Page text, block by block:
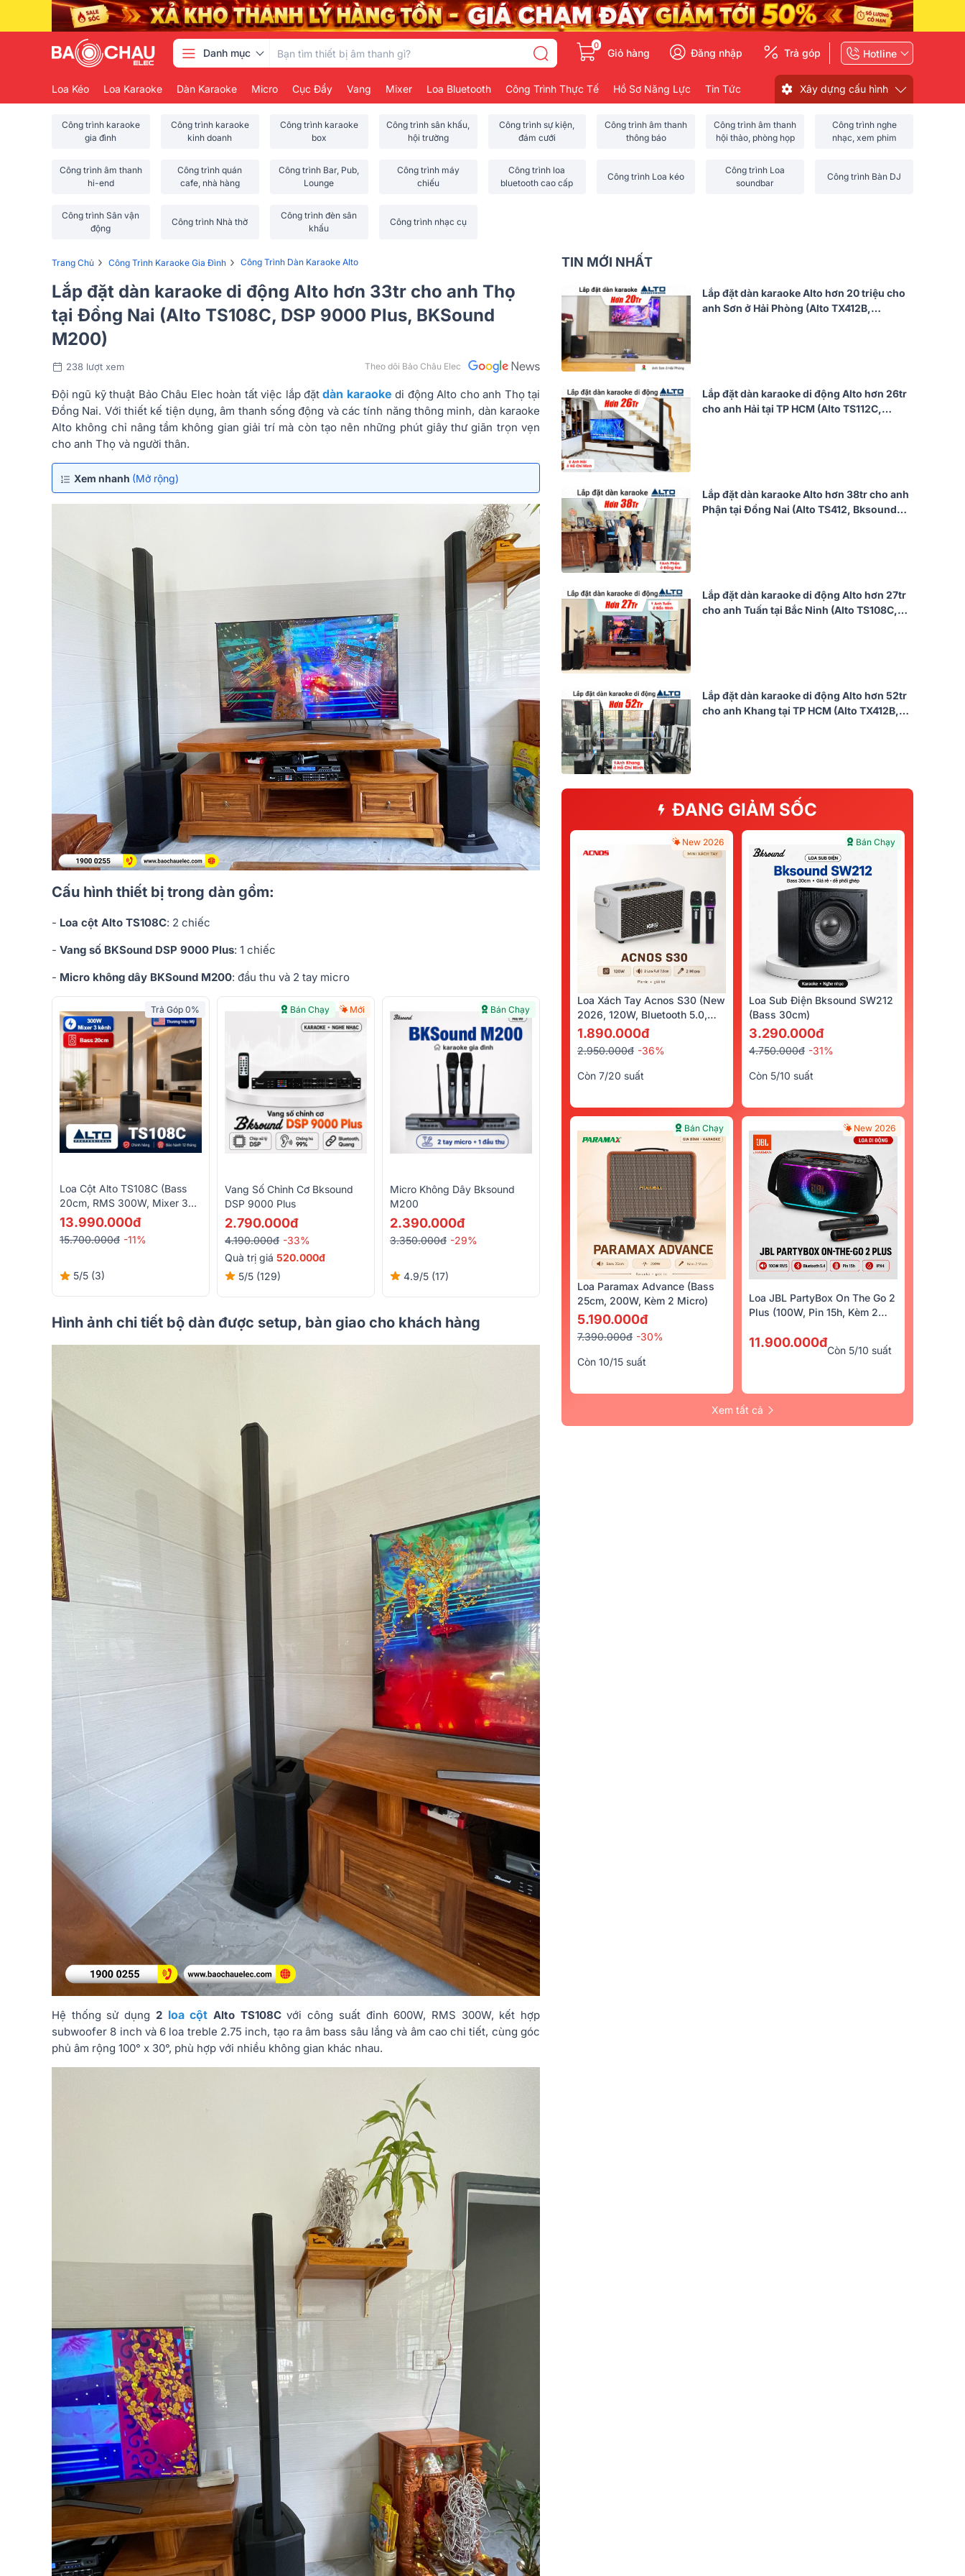
Danh mục
0
Giỏ hàng Đăng nhập Trả góp Hotline
Loa Kéo Loa Karaoke Dàn Karaoke Micro Cục Đẩy Vang Mixer Loa Bluetooth Công Trình Thực Tế Hồ Sơ Năng Lực Tin Tức Xây dựng cấu hình
Công trình karaoke
gia đình
Công trình karaoke
kinh doanh
Công trình karaoke
box
Công trình sân khấu,
hội trường
Công trình sự kiện,
đám cưới
Công trình âm thanh
thông báo
Công trình âm thanh
hội thảo, phòng họp
Công trình nghe
nhạc, xem phim
Công trình âm thanh
hi-end
Công trình quán
cafe, nhà hàng
Công trình Bar, Pub,
Lounge
Công trình máy
chiếu
Công trình loa
bluetooth cao cấp
Công trình Loa kéo
Công trình Loa
soundbar
Công trình Bàn DJ
Công trình Sân vận
động
Công trình Nhà thờ
Công trình đèn sân
khấu
Công trình nhạc cụ
Trang Chủ › Công Trình Karaoke Gia Đình › Công Trình Dàn Karaoke Alto
Lắp đặt dàn karaoke di động Alto hơn 33tr cho anh Thọ
tại Đồng Nai (Alto TS108C, DSP 9000 Plus, BKSound
M200)
238 lượt xem Theo dõi Bảo Châu Elec
Đội ngũ kỹ thuật Bảo Châu Elec hoàn tất việc lắp đặtdàn karaoke di động Alto cho anh Thọ tại
Đồng Nai. Với thiết kế tiện dụng, âm thanh sống động và các tính năng thông minh, dàn karaoke
Alto không chỉ nâng tầm không gian giải trí mà còn tạo nên những phút giây thư giãn trọn vẹn
cho anh Thọ và người thân.
Xem nhanh (Mở rộng)
Cấu hình thiết bị trong dàn gồm:
- Loa cột Alto TS108C: 2 chiếc
- Vang số BKSound DSP 9000 Plus: 1 chiếc
- Micro không dây BKSound M200: đầu thu và 2 tay micro
Trả Góp 0%
Loa Cột Alto TS108C (Bass
20cm, RMS 300W, Mixer 3
Kênh Tích Hợp, Class D, Loa
13.990.000đ
15.700.000đ -11%
5/5 (3)
Bán Chạy Mới
Vang Số Chỉnh Cơ Bksound
DSP 9000 Plus
2.790.000đ
4.190.000đ -33%
Quà trị giá 520.000đ
5/5 (129)
Bán Chạy
Micro Không Dây Bksound
M200
2.390.000đ
3.350.000đ -29%
4.9/5 (17)
Hình ảnh chi tiết bộ dàn được setup, bàn giao cho khách hàng
Hệ thống sử dụng 2 loa cột Alto TS108Cvới công suất đỉnh 600W, RMS 300W, kết hợp
subwoofer 8 inch và 6 loa treble 2.75 inch, tạo ra âm bass sâu lắng và âm cao chi tiết, cùng góc
phủ âm rộng 100° x 30°, phù hợp với nhiều không gian khác nhau.
TIN MỚI NHẤT
Lắp đặt dàn karaoke Alto hơn 20 triệu cho
anh Sơn ở Hải Phòng (Alto TX412B,
Lắp đặt dàn karaoke di động Alto hơn 26tr
cho anh Hải tại TP HCM (Alto TS112C,
Lắp đặt dàn karaoke Alto hơn 38tr cho anh
Phận tại Đồng Nai (Alto TS412, Bksound
Lắp đặt dàn karaoke di động Alto hơn 27tr
cho anh Tuấn tại Bắc Ninh (Alto TS108C,
Lắp đặt dàn karaoke di động Alto hơn 52tr
cho anh Khang tại TP HCM (Alto TX412B,
ĐANG GIẢM SỐC
New 2026
Loa Xách Tay Acnos S30 (New
2026, 120W, Bluetooth 5.0,
Kèm 2 Tay Micro)
1.890.000đ
2.950.000đ -36%
Còn 7/20 suất
Bán Chạy
Loa Sub Điện Bksound SW212
(bass 30cm)
3.290.000đ
4.750.000đ -31%
Còn 5/10 suất
Bán Chạy
Loa Paramax Advance (Bass
25cm, 200W, Kèm 2 Micro)
5.190.000đ
7.390.000đ -30%
Còn 10/15 suất
New 2026
Loa JBL PartyBox On The Go 2
Plus (100W, Pin 15h, Kèm 2
11.900.000đ
Còn 5/10 suất
Xem tất cả